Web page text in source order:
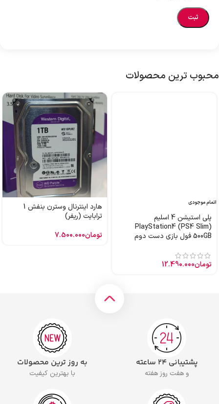
محبوب ترین محصولات
اتمام موجودی
پلی استیشن 4 اسلیم
PlayStation4 (PS4 Slim)
500GB فول بازی دست دوم
تومان12.490.000
هارد اینترنال وسترن بنفش 1
ترابایت (ریفر)
تومان7.500.000
پشتیبانی ۲۴ ساعته
و هفت روز هفته
به روز ترین محصولات
با بهترین کیفیت